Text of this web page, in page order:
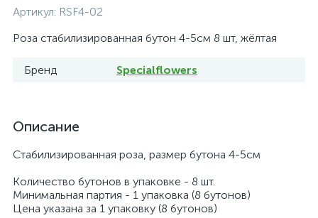
Артикул: RSF4-02
Роза стабилизированная бутон 4-5см 8 шт, жёлтая
Бренд Specialflowers
Описание
Стабилизированная роза, размер бутона 4-5см
Количество бутонов в упаковке - 8 шт.
Минимальная партия - 1 упаковка (8 бутонов)
Цена указана за 1 упаковку (8 бутонов)